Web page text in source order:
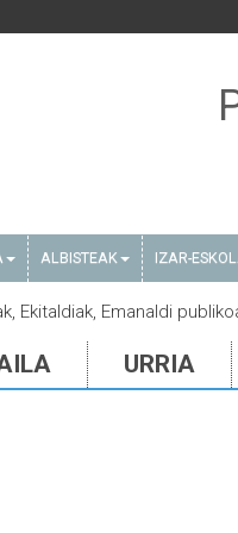
ALBISTEAK IZAR-
Ekitaldiak, Emanaldi
URRIA